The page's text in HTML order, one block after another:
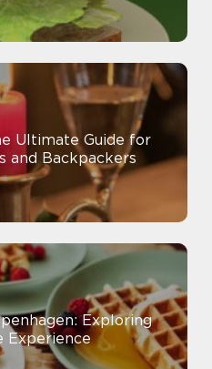
Ultimate Guide for
and Backpackers
Exploring
Experience